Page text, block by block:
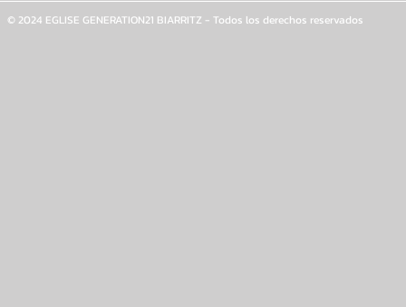
© 2024 EGLISE GENERATION21 BIARRITZ - Todos los derechos reservados